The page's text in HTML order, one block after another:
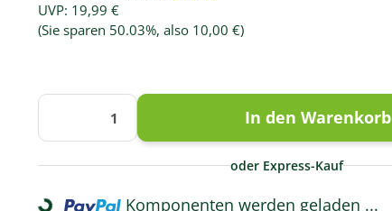
UVP: 19,99 €
(Sie sparen 50.03%, also 10,00 €)
In den Warenkorb
oder Express-Kauf
Loading... Komponenten werden geladen ...